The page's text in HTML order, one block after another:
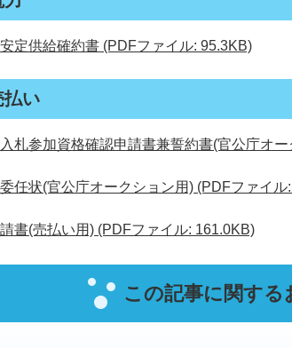
安定供給確約書 (PDFファイル: 95.3KB)
払い
入札参加資格確認申請書兼誓約書(官公庁オ
委任状(官公庁オークション用) (PDFファイル
請書(売払い用) (PDFファイル: 161.0KB)
この記事に関する